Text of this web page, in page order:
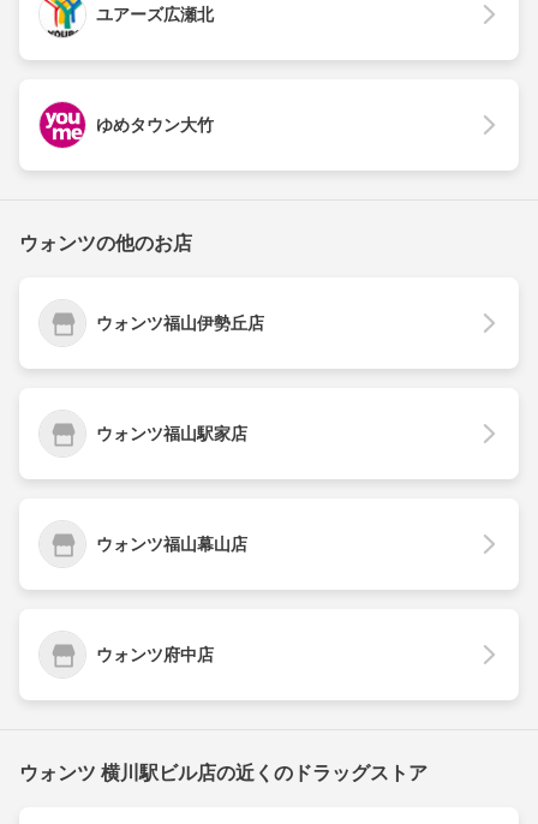
ユアーズ広瀬北
ゆめタウン大竹
ウォンツの他のお店
ウォンツ福山伊勢丘店
ウォンツ福山駅家店
ウォンツ福山幕山店
ウォンツ府中店
ウォンツ 横川駅ビル店の近くのドラッグストア